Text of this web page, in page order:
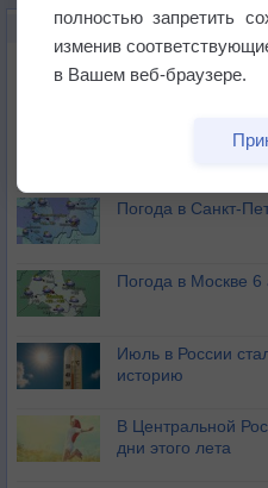
НОВОЕ О ПОГОДЕ
Погода в
Погода в
Погода в Санкт-
Погода в Москве 6
Июль в России
историю
В Центральной
дни этого лета
полностью запретить
изменив
в Вашем веб-браузере.